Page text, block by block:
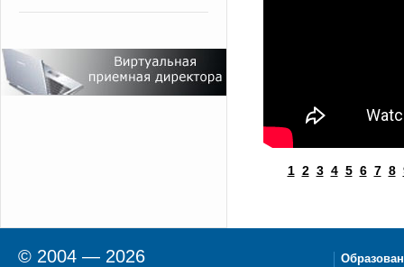
1 2 3 4 5 6 7 8
© 2004 — 2026